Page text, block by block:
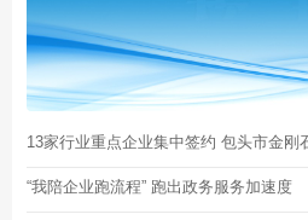
“我陪企业跑流程” 跑出政务服务加速度